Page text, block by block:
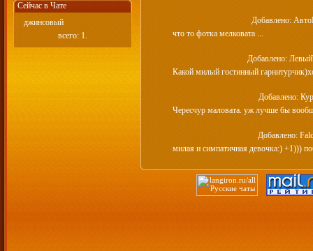
Сейчас в Чате
джинсовый
всего: 1.
Добавлено:
что то фотка мелковата ...
Добавлено:
Какой милый гостинный
Добавлено:
Чересчур маловата. уж лучше бы
Добавлено:
милая и симпатичная девочка:) +1)))